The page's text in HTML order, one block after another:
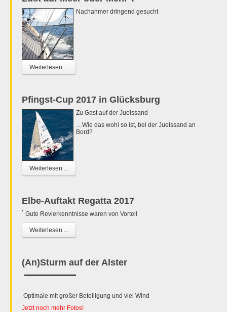
Nachahmer dringend gesucht
Weiterlesen ...
Pfingst-Cup 2017 in Glücksburg
Zu Gast auf der Juelssand
…Wie das wohl so ist, bei der Juelssand an
Bord?
Weiterlesen ...
Elbe-Auftakt Regatta 2017
Gute Revierkenntnisse waren von Vorteil
Weiterlesen ...
(An)Sturm auf der Alster
Optimale mit großer Beteiligung und viel Wind
Jetzt noch mehr Fotos!